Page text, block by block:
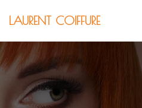
LAURENT COIFFURE